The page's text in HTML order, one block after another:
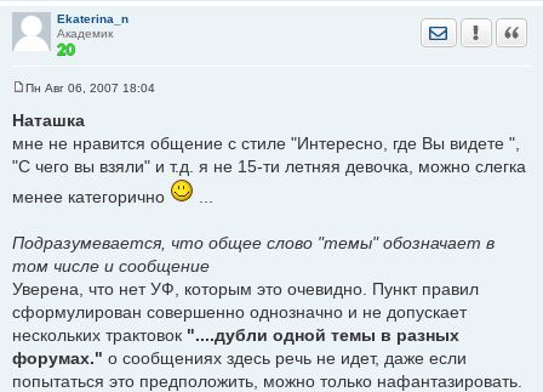
Ekaterina_n
Академик
Отправить
о
б
е
и
Пн Авг 06, 2007 18:04
Наташка
мне не нравится общение с стиле "Интересно, где Вы видете ",
"С чего вы взяли" и т.д. я не 15-ти летняя девочка, можно слегка
менее категорично
Подразумевается, что общее слово "темы" обозначает в
том числе и сообщение
Уверена, что нет УФ, которым это очевидно. Пункт правил
сформулирован совершенно однозначно и не допускает
нескольких трактовок "....дубли одной темы в разных
форумах." о сообщениях здесь речь не идет, даже если
попытаться это предположить, можно только нафантазировать.